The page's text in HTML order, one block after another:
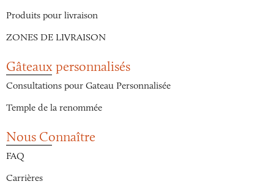
Produits pour livraison
ZONES DE LIVRAISON
Gâteaux personnalisés
Consultations pour Gateau Personnalisée
Temple de la renommée
Nous Connaître
FAQ
Carrières